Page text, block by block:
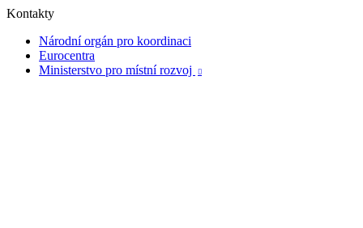
Kontakty
Národní orgán pro koordinaci
Eurocentra
Ministerstvo pro místní rozvoj
